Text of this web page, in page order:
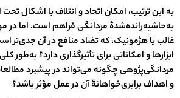
به این ترتیب، امکان اتحاد و ائتلاف با اشکال تحت
بهحاشیهراندهشدۀ مردانگی فراهم است. اما در
غالب یا هژمونیک، که تضاد منافع در آن جدیتر
ابزارها و امکاناتی برای تأثیرگذاری دارد؟ بهطور
مردانگیپژوهی چگونه میتواند در پیشبرد
و اهداف برابریخواهانۀ آن در عمل مؤثر باشد؟